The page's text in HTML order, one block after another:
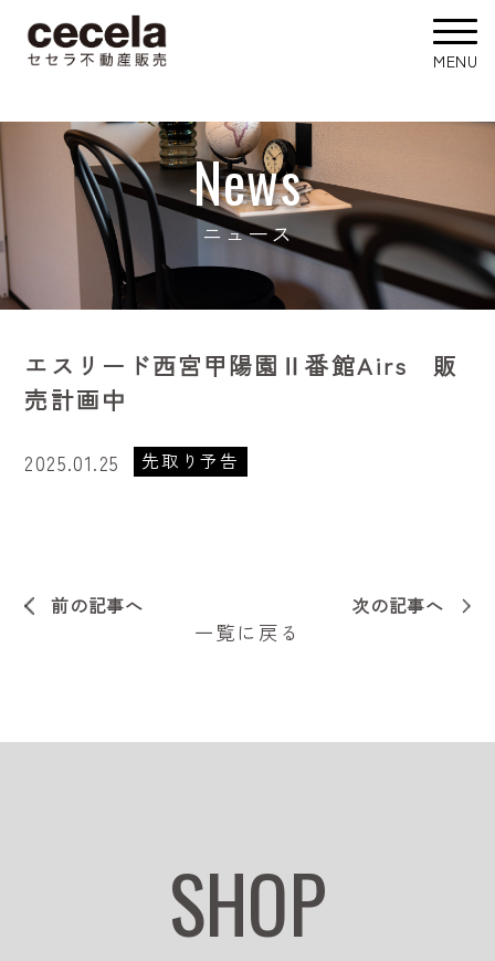
News
ニュース
エスリード西宮甲陽園Ⅱ番館Airs 販
売計画中
2025.01.25 先取り予告
前の記事へ 次の記事へ
一覧に戻る
SHOP